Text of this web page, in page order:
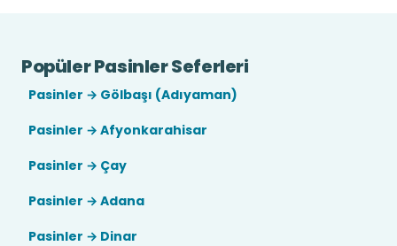
Popüler Pasinler Seferleri
Pasinler → Gölbaşı (Adıyaman)
Pasinler → Afyonkarahisar
Pasinler → Çay
Pasinler → Adana
Pasinler → Dinar